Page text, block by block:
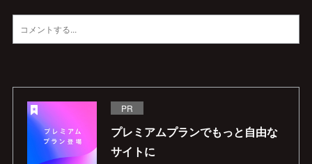
PR
プレミアムプランでもっと自由な
サイトに